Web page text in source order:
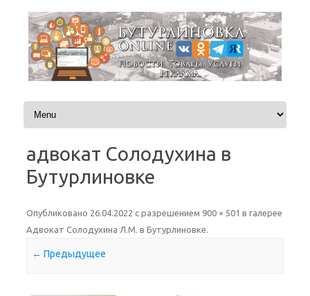
Перейти к содержимому
адвокат Солодухина в
Бутурлиновке
Опубликовано 26.04.2022 с разрешением 900 × 501 в галерее
Адвокат Солодухина Л.М. в Бутурлиновке.
← Предыдущее